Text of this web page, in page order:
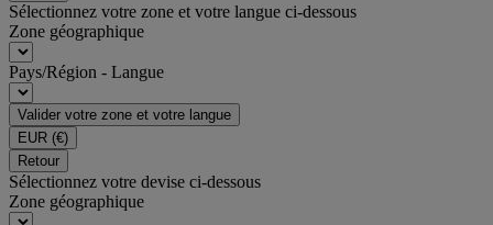
Sélectionnez votre zone et votre langue ci-dessous
Zone géographique
Pays/Région - Langue
Valider votre zone et votre langue
EUR (€)
Retour
Sélectionnez votre devise ci-dessous
Zone géographique